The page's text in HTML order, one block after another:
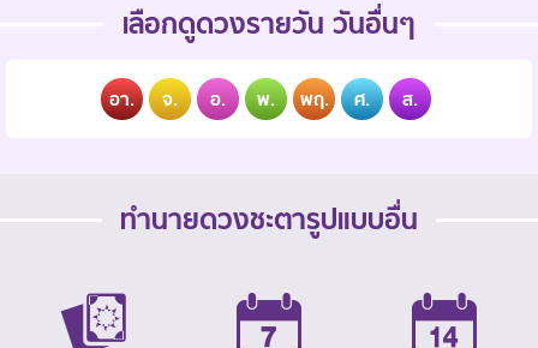
เลือกดูดวงรายวัน วันอื่นๆ
อา. จ. อ. พ. พฤ. ศ. ส.
ทำนายดวงชะตารูปแบบอื่น